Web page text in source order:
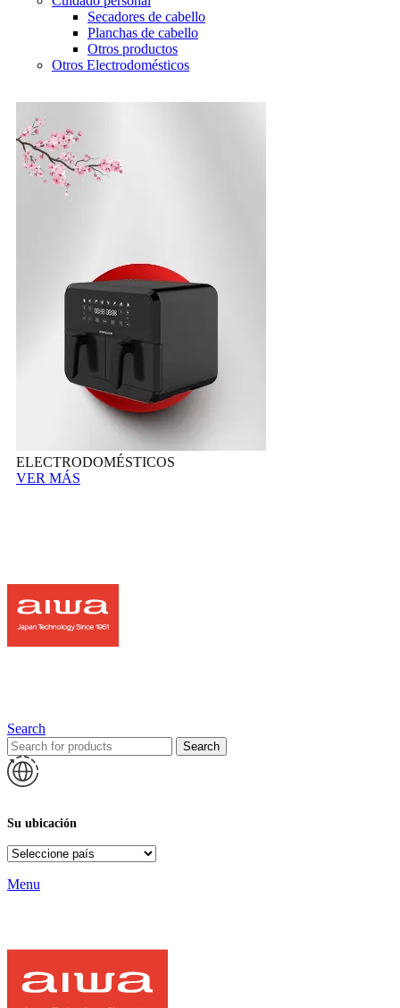
Secadores de cabello
Planchas de cabello
Otros productos
Otros Electrodomésticos
ELECTRODOMÉSTICOS
VER MÁS
Search
Search
Su ubicación
Menu